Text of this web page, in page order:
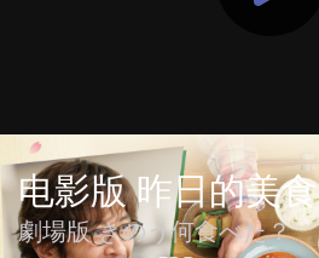
电影版 昨日的美食
劇場版 きのう何食べた？